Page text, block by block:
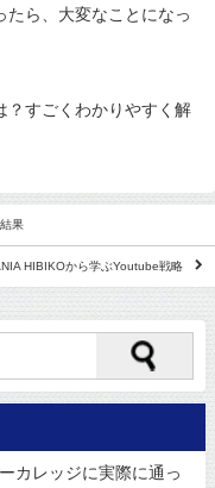
たら、大変なことになっ
？すごくわかりやすく解
果
HIBIKOから学ぶYoutube戦略
カレッジに実際に通っ